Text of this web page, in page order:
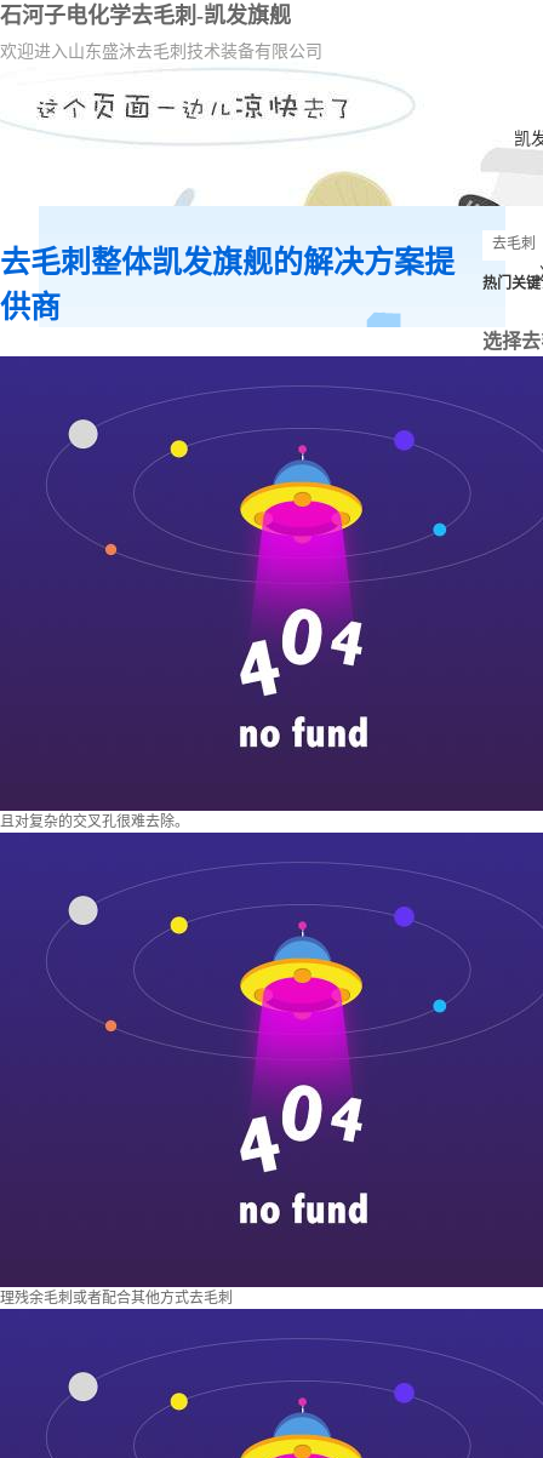
石河子电化学去毛刺-凯发旗舰
欢迎进入山东盛沐去毛刺技术装备有限公司
凯
去毛刺整体凯发旗舰的解决方案提
供商
热门关
选择
且对复杂的交叉孔很难去除。
理残余毛刺或者配合其他方式去毛刺